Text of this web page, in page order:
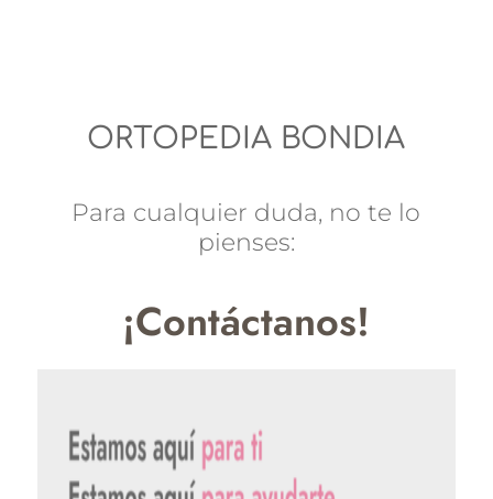
ORTOPEDIA BONDIA
Para cualquier duda, no te lo
pienses:
¡Contáctanos!